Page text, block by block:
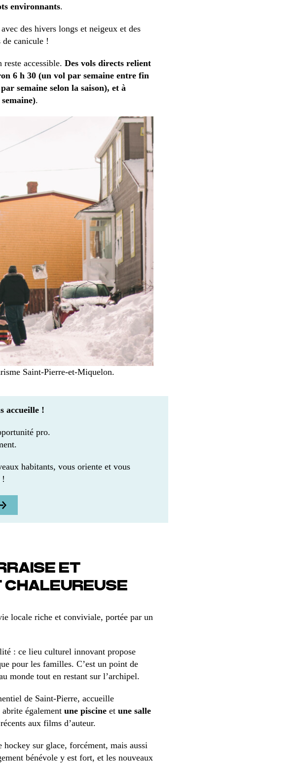
environnants.
des hivers longs et neigeux et des
canicule !
accessible. Des vols directs relient
6 h 30 (un vol par semaine entre fin
semaine selon la saison), et à
.
Saint-Pierre-et-Miquelon.
accueille !
pro.
habitants, vous oriente et vous
!
ET
CHALEUREUSE
locale riche et conviviale, portée par un
: ce lieu culturel innovant propose
pour les familles. C’est un point de
monde tout en restant sur l’archipel.
de Saint-Pierre, accueille
également une piscineet une salle
aux films d’auteur.
sur glace, forcément, mais aussi
bénévole y est fort, et les nouveaux